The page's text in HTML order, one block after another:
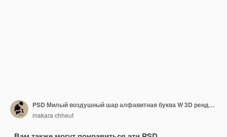
PSD Милый воздушный шар алфавитная буква W 3D рендеринг
makara chheut